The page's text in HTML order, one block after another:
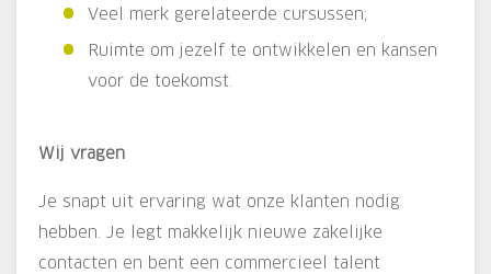
Veel merk gerelateerde cursussen;
Ruimte om jezelf te ontwikkelen en kansen
voor de toekomst.
Wij vragen
Je snapt uit ervaring wat onze klanten nodig
hebben. Je legt makkelijk nieuwe zakelijke
contacten en bent een commercieel talent